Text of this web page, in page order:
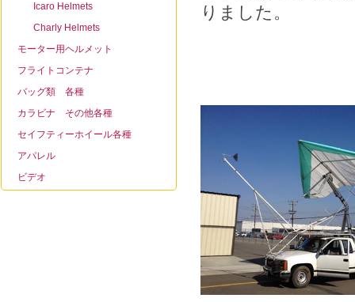
Icaro Helmets
Charly Helmets
モーター用ヘルメット
フライトコンテナ
バッグ類 各種
カラビナ その他各種
セイフティーホイール各種
アパレル
ビデオ
りました。